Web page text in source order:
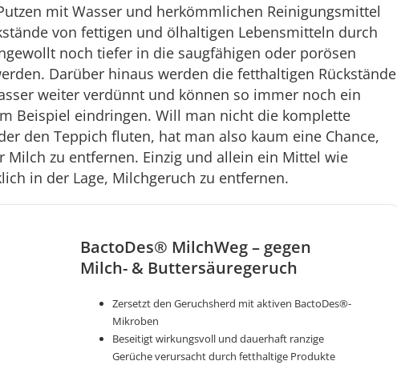
mit Wasser und herkömmlichen Reinigungsmittel
von fettigen und ölhaltigen Lebensmitteln durch
noch tiefer in die saugfähigen oder porösen
Darüber hinaus werden die fetthaltigen Rückstände
weiter verdünnt und können so immer noch ein
Beispiel eindringen. Will man nicht die komplette
den Teppich fluten, hat man also kaum eine Chance,
Milch zu entfernen. Einzig und allein ein Mittel wie
in der Lage, Milchgeruch zu entfernen.
BactoDes® MilchWeg – gegen
Milch- & Buttersäuregeruch
Zersetzt den Geruchsherd mit aktiven BactoDes®-
Mikroben
Beseitigt wirkungsvoll und dauerhaft ranzige
Gerüche verursacht durch fetthaltige Produkte